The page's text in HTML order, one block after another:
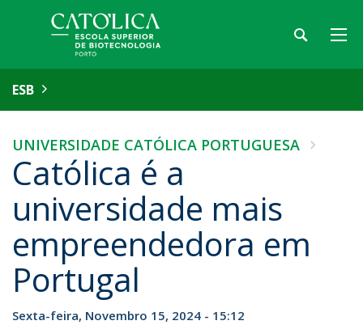
ESB
UNIVERSIDADE CATÓLICA PORTUGUESA
Católica é a
universidade mais
empreendedora em
Portugal
Sexta-feira, Novembro 15, 2024 - 15:12